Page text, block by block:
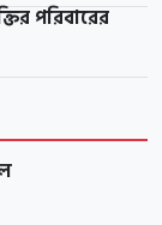
পরিবারের